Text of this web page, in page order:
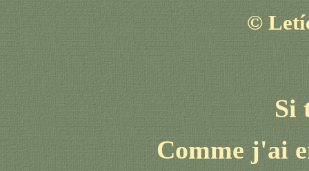
©
Si
Comme j'ai